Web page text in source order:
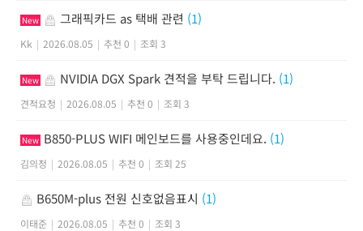
New 그래픽카드 as 택배 관련 (1)
Kk | 2026.08.05 | 추천 0 | 조회 3
New NVIDIA DGX Spark 견적을 부탁 드립니다. (1)
견적요청 | 2026.08.05 | 추천 0 | 조회 3
New B850-PLUS WIFI 메인보드를 사용중인데요. (1)
김의정 | 2026.08.05 | 추천 0 | 조회 25
B650M-plus 전원 신호없음표시 (1)
이태준 | 2026.08.05 | 추천 0 | 조회 3